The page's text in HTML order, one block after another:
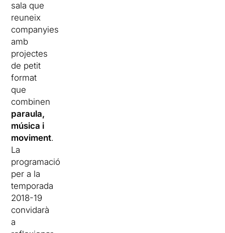
sala que
reuneix
companyies
amb
projectes
de petit
format
que
combinen
paraula,
música i
moviment.
La
programació
per a la
temporada
2018-19
convidarà
a